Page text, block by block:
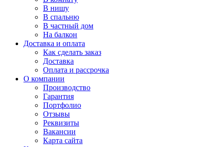
В нишу
В спальню
В частный дом
На балкон
Доставка и оплата
Как сделать заказ
Доставка
Оплата и рассрочка
О компании
Производство
Гарантия
Портфолио
Отзывы
Реквизиты
Вакансии
Карта сайта